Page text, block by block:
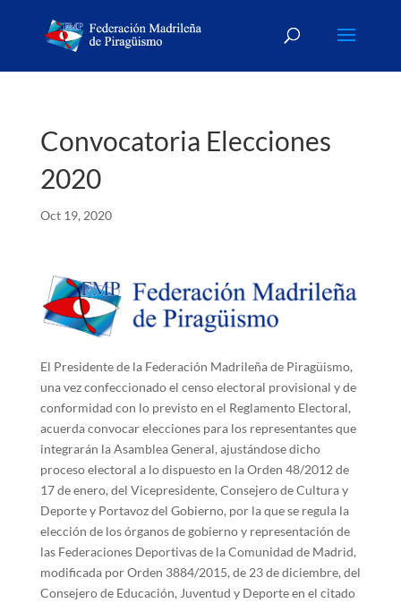
Convocatoria Elecciones
2020
Oct 19, 2020
El Presidente de la Federación Madrileña de Piragüismo,
una vez confeccionado el censo electoral provisional y de
conformidad con lo previsto en el Reglamento Electoral,
acuerda convocar elecciones para los representantes que
integrarán la Asamblea General, ajustándose dicho
proceso electoral a lo dispuesto en la Orden 48/2012 de
17 de enero, del Vicepresidente, Consejero de Cultura y
Deporte y Portavoz del Gobierno, por la que se regula la
elección de los órganos de gobierno y representación de
las Federaciones Deportivas de la Comunidad de Madrid,
modificada por Orden 3884/2015, de 23 de diciembre, del
Consejero de Educación, Juventud y Deporte en el citado